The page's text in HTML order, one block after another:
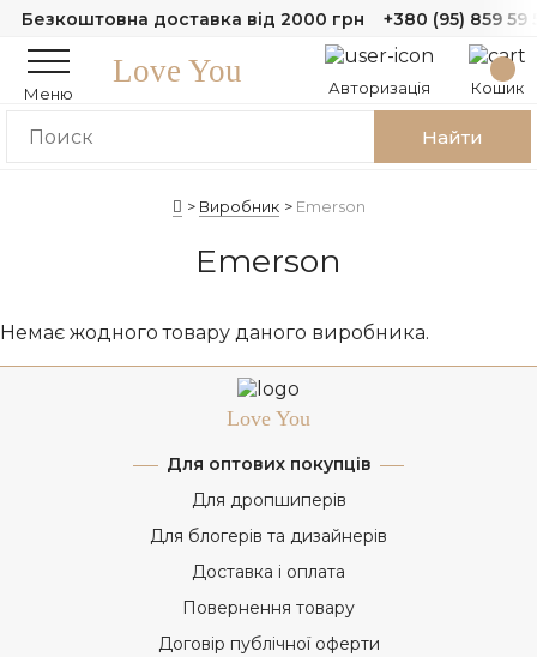
Безкоштовна доставка від 2000 грн +380 (95) 859 59
Меню
Love You Авторизація Кошик
Найти
Виробник Emerson
Emerson
Немає жодного товару даного виробника.
Love You
Для оптових покупців
Для дропшиперів
Для блогерів та дизайнерів
Доставка і оплата
Повернення товару
Договір публічної оферти